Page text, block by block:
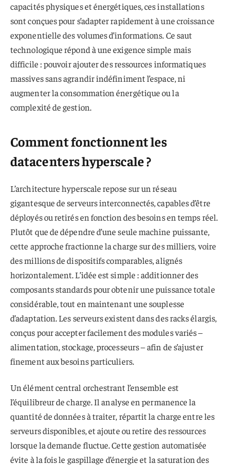
capacités physiques et énergétiques, ces installations
sont conçues pour s’adapter rapidement à une croissance
exponentielle des volumes d’informations. Ce saut
technologique répond à une exigence simple mais
difficile : pouvoir ajouter des ressources informatiques
massives sans agrandir indéfiniment l’espace, ni
augmenter la consommation énergétique ou la
complexité de gestion.
Comment fonctionnent les
datacenters hyperscale ?
L’architecture hyperscale repose sur un réseau
gigantesque de serveurs interconnectés, capables d’être
déployés ou retirés en fonction des besoins en temps réel.
Plutôt que de dépendre d’une seule machine puissante,
cette approche fractionne la charge sur des milliers, voire
des millions de dispositifs comparables, alignés
horizontalement. L’idée est simple : additionner des
composants standards pour obtenir une puissance totale
considérable, tout en maintenant une souplesse
d’adaptation. Les serveurs existent dans des racks élargis,
conçus pour accepter facilement des modules variés –
alimentation, stockage, processeurs – afin de s’ajuster
finement aux besoins particuliers.
Un élément central orchestrant l’ensemble est
l’équilibreur de charge. Il analyse en permanence la
quantité de données à traiter, répartit la charge entre les
serveurs disponibles, et ajoute ou retire des ressources
lorsque la demande fluctue. Cette gestion automatisée
évite à la fois le gaspillage d’énergie et la saturation des